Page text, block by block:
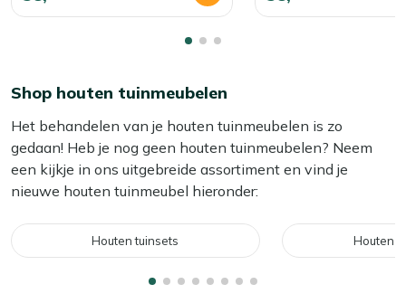
Shop houten tuinmeubelen
Het behandelen van je houten tuinmeubelen is zo
gedaan! Heb je nog geen houten tuinmeubelen? Neem
een kijkje in ons uitgebreide assortiment en vind je
nieuwe houten tuinmeubel hieronder:
Houten tuinsets Houten